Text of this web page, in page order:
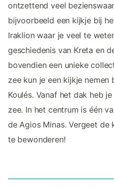
ontzettend veel
bijvoorbeeld een kijkje bij
Iraklion waar je veel te
geschiedenis van Kreta en
bovendien een unieke
zee kun je een kijkje
Koulés. Vanaf het dak heb
zee. In het centrum is één
de Agios Minas. Vergeet de
te bewonderen!